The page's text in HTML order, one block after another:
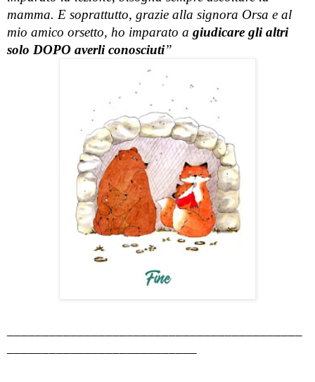
mamma. E soprattutto, grazie alla signora Orsa e al
mio amico orsetto, ho imparato a giudicare gli altri
solo DOPO averli conosciuti”